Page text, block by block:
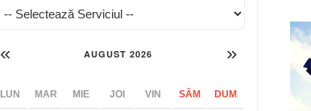
« AUGUST 2026 »
LUN MAR MIE JOI VIN SÂM DUM